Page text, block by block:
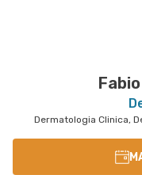
Dermatologia Clinica,